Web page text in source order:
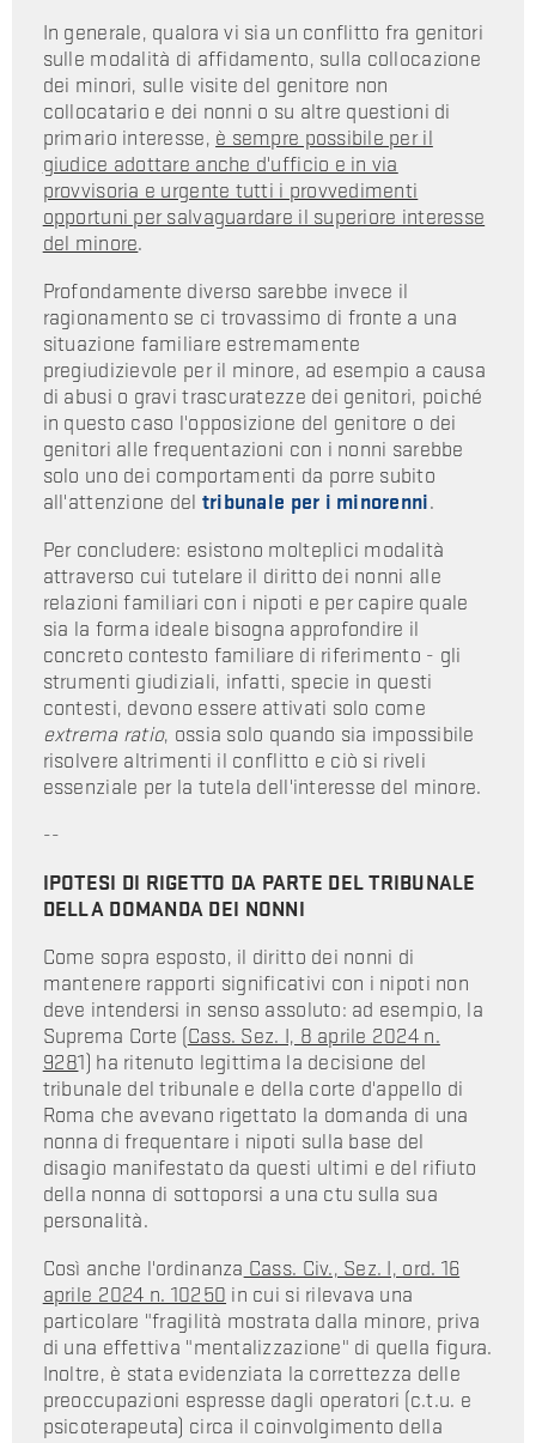
In generale, qualora vi sia un conflitto fra genitori
sulle modalità di affidamento, sulla collocazione
dei minori, sulle visite del genitore non
collocatario e dei nonni o su altre questioni di
primario interesse, è sempre possibile per il
giudice adottare anche d'ufficio e in via
provvisoria e urgente tutti i provvedimenti
opportuni per salvaguardare il superiore interesse
del minore.
Profondamente diverso sarebbe invece il
ragionamento se ci trovassimo di fronte a una
situazione familiare estremamente
pregiudizievole per il minore, ad esempio a causa
di abusi o gravi trascuratezze dei genitori, poiché
in questo caso l'opposizione del genitore o dei
genitori alle frequentazioni con i nonni sarebbe
solo uno dei comportamenti da porre subito
all'attenzione del tribunale per i minorenni.
Per concludere: esistono molteplici modalità
attraverso cui tutelare il diritto dei nonni alle
relazioni familiari con i nipoti e per capire quale
sia la forma ideale bisogna approfondire il
concreto contesto familiare di riferimento - gli
strumenti giudiziali, infatti, specie in questi
contesti, devono essere attivati solo come
extrema ratio, ossia solo quando sia impossibile
risolvere altrimenti il conflitto e ciò si riveli
essenziale per la tutela dell'interesse del minore.
--
IPOTESI DI RIGETTO DA PARTE DEL TRIBUNALE
DELLA DOMANDA DEI NONNI
Come sopra esposto, il diritto dei nonni di
mantenere rapporti significativi con i nipoti non
deve intendersi in senso assoluto: ad esempio, la
Suprema Corte (Cass. Sez. I, 8 aprile 2024 n.
9281) ha ritenuto legittima la decisione del
tribunale del tribunale e della corte d'appello di
Roma che avevano rigettato la domanda di una
nonna di frequentare i nipoti sulla base del
disagio manifestato da questi ultimi e del rifiuto
della nonna di sottoporsi a una ctu sulla sua
personalità.
Così anche l'ordinanza Cass. Civ., Sez. I, ord. 16
aprile 2024 n. 10250 in cui si rilevava una
particolare "fragilità mostrata dalla minore, priva
di una effettiva "mentalizzazione" di quella figura.
Inoltre, è stata evidenziata la correttezza delle
preoccupazioni espresse dagli operatori (c.t.u. e
psicoterapeuta) circa il coinvolgimento della